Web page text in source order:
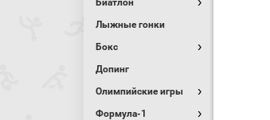
Биатлон
Лыжные гонки
Бокс
Допинг
Олимпийские игры
Формула-1